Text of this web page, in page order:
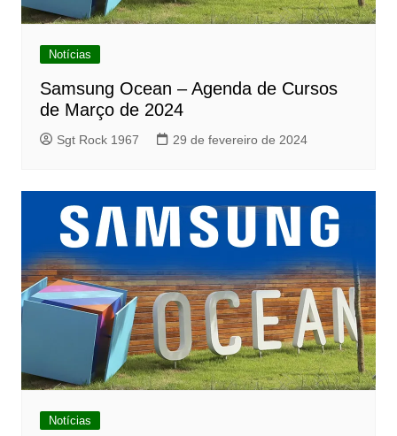
Notícias
Samsung Ocean – Agenda de Cursos
de Março de 2024
Sgt Rock 1967 29 de fevereiro de 2024
Notícias